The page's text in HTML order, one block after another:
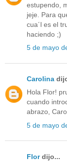
estupendo,
jeje. Para
cua´l es el
haciendo ;)
5 de mayo
Carolina
Hola Flor!
cuando
abrazo,
5 de mayo
Flordijo...